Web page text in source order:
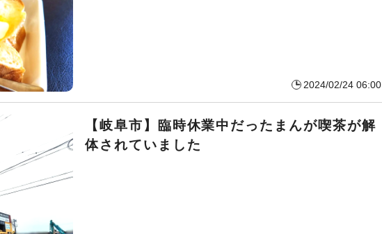
2024/02/24 06:00
【岐阜市】臨時休業中だったまんが喫茶が解
体されていました